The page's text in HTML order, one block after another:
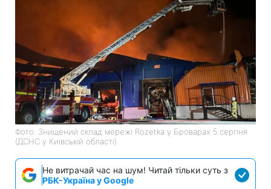
Фото: Знищений склад мережі Rozetka у Броварах 5 серпня
(ДСНС у Київській області)
Не витрачай час на шум! Читай тільки суть з
РБК-Україна у Google